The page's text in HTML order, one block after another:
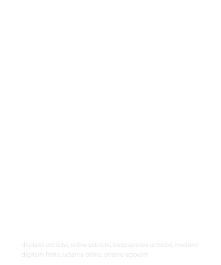
digitalni uctnictvi, online uctnictvi, bezpapirove uctnictvi, moderni
digitalni firma, uctarna online, ontime uctovani